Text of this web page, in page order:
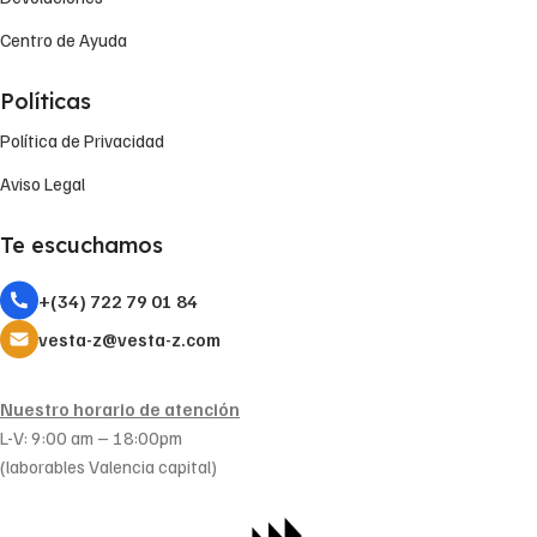
Centro de Ayuda
Políticas
Política de Privacidad
Aviso Legal
Te escuchamos
+(34) 722 79 01 84
vesta-z@vesta-z.com
Nuestro horario de atención
L-V: 9:00 am – 18:00pm
(laborables Valencia capital)